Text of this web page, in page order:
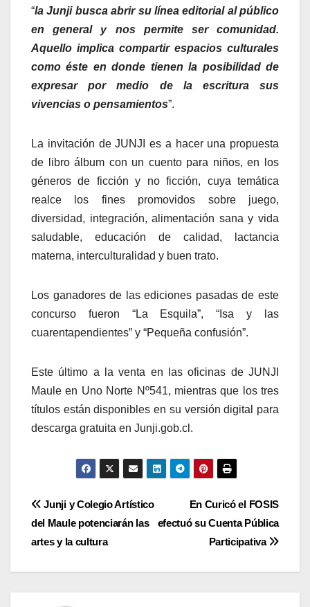
“la Junji busca abrir su línea editorial al público
en general y nos permite ser comunidad.
Aquello implica compartir espacios culturales
como éste en donde tienen la posibilidad de
expresar por medio de la escritura sus
vivencias o pensamientos”.
La invitación de JUNJI es a hacer una propuesta
de libro álbum con un cuento para niños, en los
géneros de ficción y no ficción, cuya temática
realce los fines promovidos sobre juego,
diversidad, integración, alimentación sana y vida
saludable, educación de calidad, lactancia
materna, interculturalidad y buen trato.
Los ganadores de las ediciones pasadas de este
concurso fueron “La Esquila”, “Isa y las
cuarentapendientes” y “Pequeña confusión”.
Este último a la venta en las oficinas de JUNJI
Maule en Uno Norte Nº541, mientras que los tres
títulos están disponibles en su versión digital para
descarga gratuita en Junji.gob.cl.
Navegación
de
entradas
En Curicó el FOSIS
efectuó su Cuenta Pública
Participativa
Junji y Colegio Artístico
del Maule potenciarán las
artes y la cultura